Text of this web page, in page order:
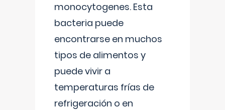
monocytogenes. Esta
bacteria puede
encontrarse en muchos
tipos de alimentos y
puede vivir a
temperaturas frías de
refrigeración o en